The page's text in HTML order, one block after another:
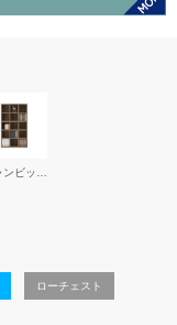
ギャンビットウォール
ローチェスト